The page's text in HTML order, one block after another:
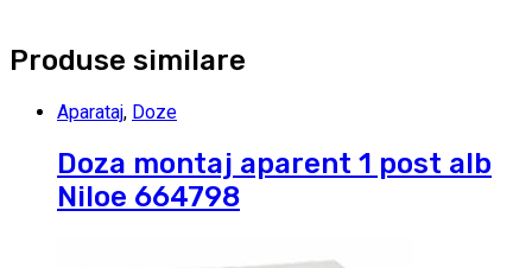
Produse similare
Aparataj, Doze
Doza montaj aparent 1 post alb
Niloe 664798